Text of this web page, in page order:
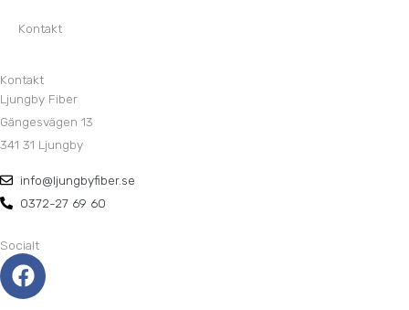
Kontakt
Kontakt
Ljungby Fiber
Gängesvägen 13
341 31 Ljungby
info@ljungbyfiber.se
0372-27 69 60
Socialt
F
a